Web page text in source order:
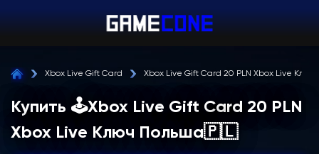
Xbox Live Gift Card Xbox Live Gift Card 20 PLN Xbox Live
Купить 🕹️Xbox Live Gift Card 20 PLN
Xbox Live Ключ Польша🇵🇱